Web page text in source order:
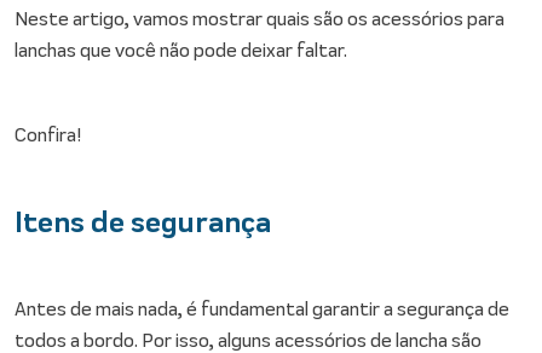
Neste artigo, vamos mostrar quais são os acessórios para
lanchas que você não pode deixar faltar.
Confira!
Itens de segurança
Antes de mais nada, é fundamental garantir a segurança de
todos a bordo. Por isso, alguns acessórios de lancha são